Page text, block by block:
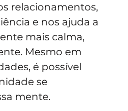
relacionamentos,
e nos ajuda a
mais calma,
Mesmo em
é possível
se
mente.